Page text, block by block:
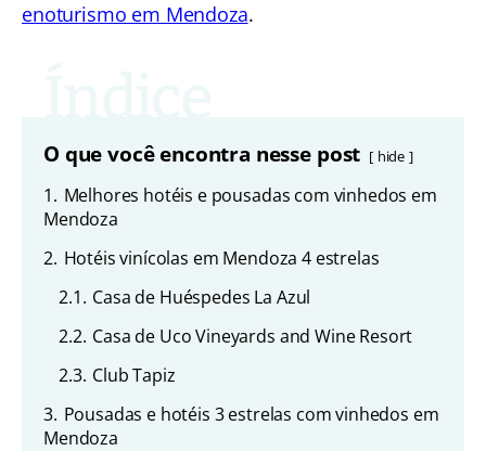
enoturismo em Mendoza.
O que você encontra nesse post hide
1. Melhores hotéis e pousadas com vinhedos em
Mendoza
2. Hotéis vinícolas em Mendoza 4 estrelas
2.1. Casa de Huéspedes La Azul
2.2. Casa de Uco Vineyards and Wine Resort
2.3. Club Tapiz
3. Pousadas e hotéis 3 estrelas com vinhedos em
Mendoza